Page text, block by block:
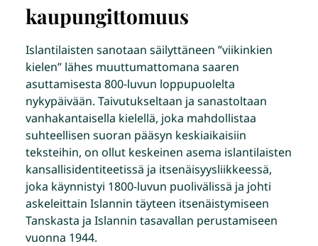
kaupungittomuus
Islantilaisten sanotaan säilyttäneen ”viikinkien
kielen” lähes muuttumattomana saaren
asuttamisesta 800-luvun loppupuolelta
nykypäivään. Taivutukseltaan ja sanastoltaan
vanhakantaisella kielellä, joka mahdollistaa
suhteellisen suoran pääsyn keskiaikaisiin
teksteihin, on ollut keskeinen asema islantilaisten
kansallisidentiteetissä ja itsenäisyysliikkeessä,
joka käynnistyi 1800-luvun puolivälissä ja johti
askeleittain Islannin täyteen itsenäistymiseen
Tanskasta ja Islannin tasavallan perustamiseen
vuonna 1944.